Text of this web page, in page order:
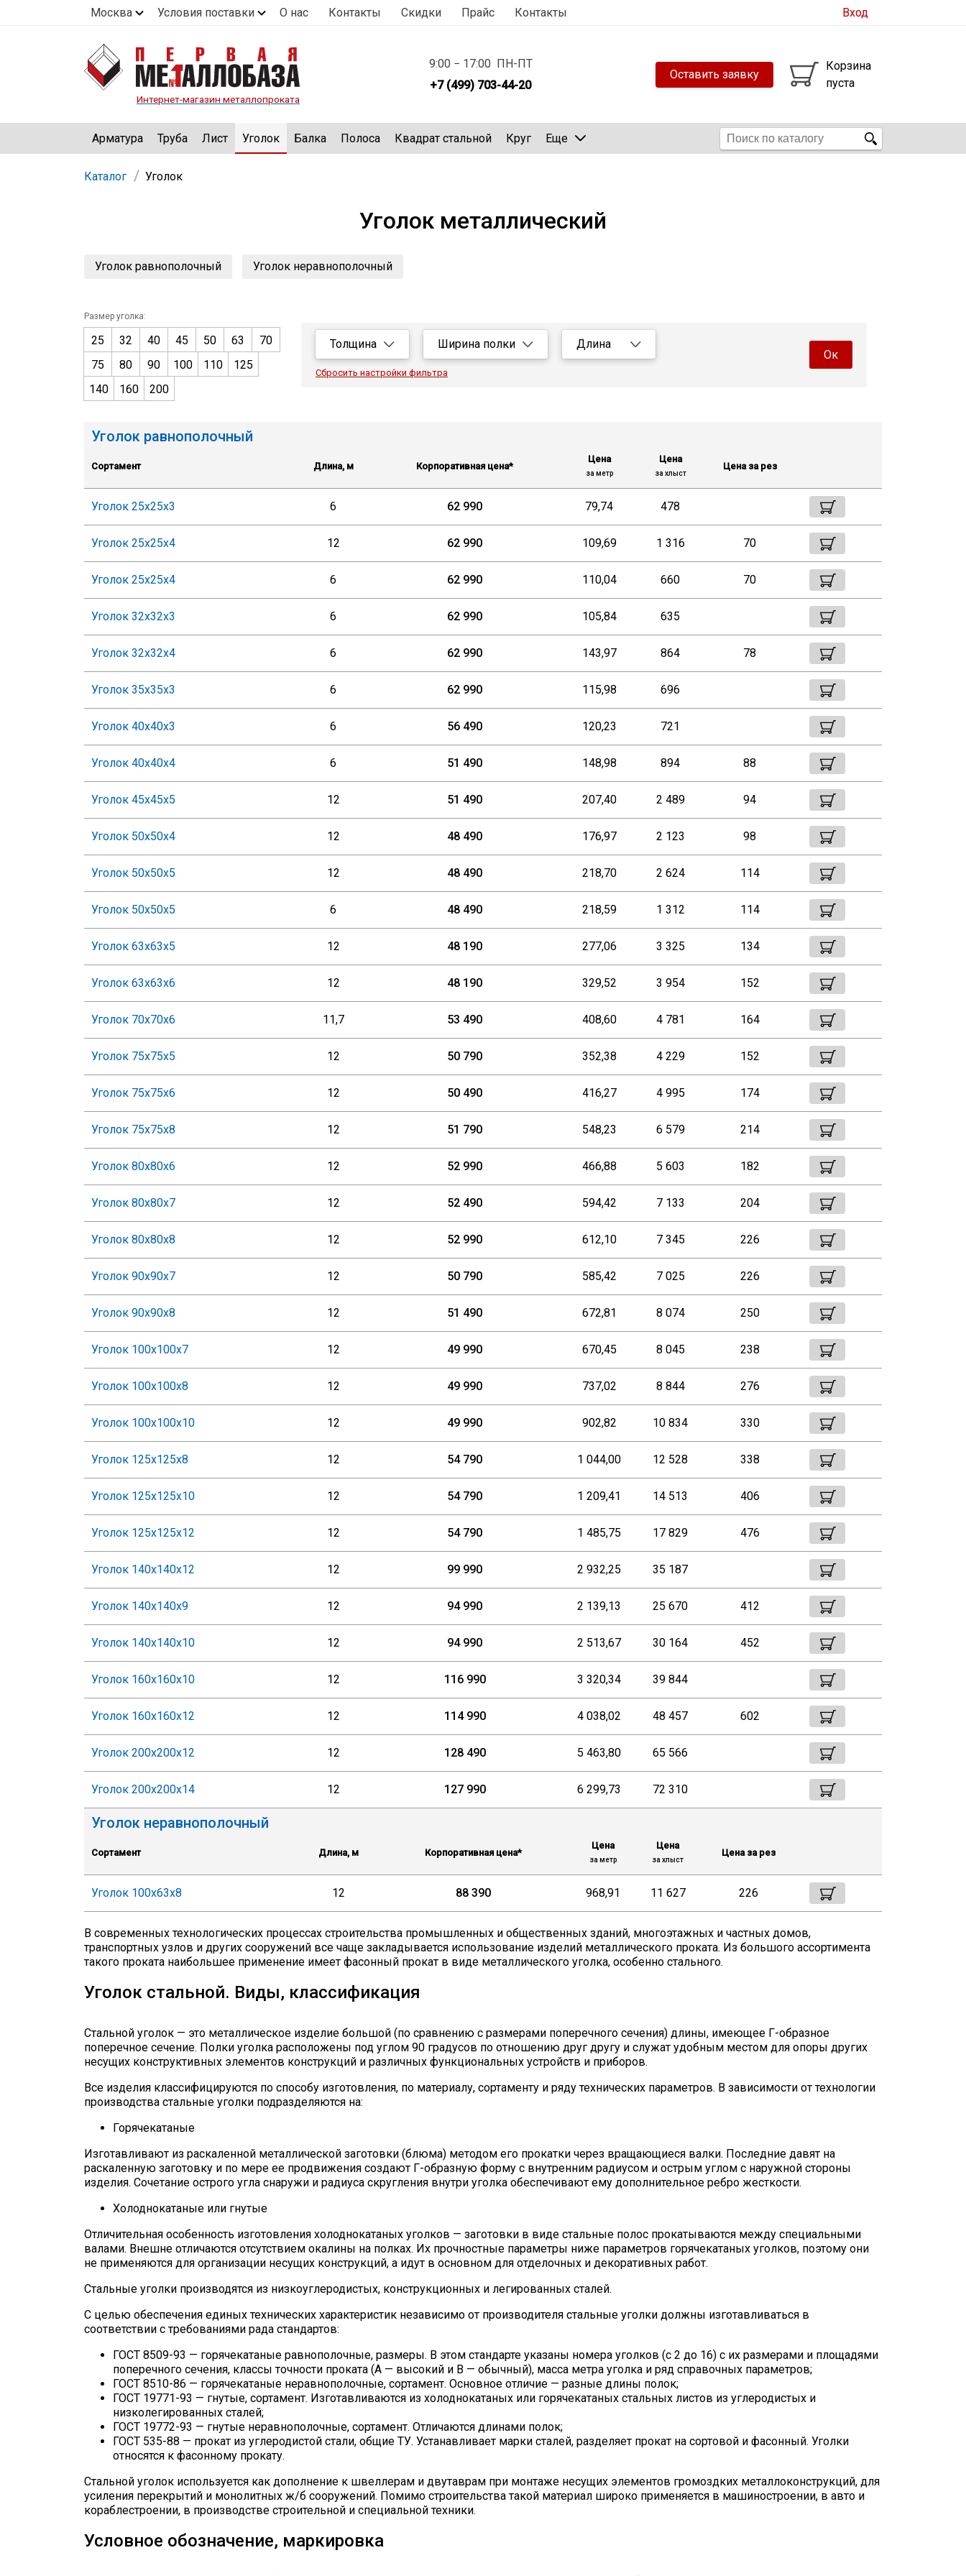
Москва Условия поставки О нас Контакты Скидки Прайс Контакты Вход
Интернет-магазин металлопроката
9:00 − 17:00 ПН-ПТ
+7 (499) 703-44-20
Корзина
пуста
Оставить заявку
Арматура Труба Лист Уголок Балка Полоса Квадрат стальной Круг Еще
Каталог Уголок
Уголок металлический
Уголок равнополочный Уголок неравнополочный
Размер уголка:
25 32 40 45 50 63
70
75
80 90 100 110
125
140
160 200
Толщина
Все
6
7
12
Ширина полки
Все
40
45
63
75
80
90
100
125
160
200
Длина
Все
Сбросить настройки фильтра
Ок
Уголок равнополочный
Сортамент Длина, м Корпоративная цена*
Цена
за метр
Цена
за хлыст
Цена за рез
Уголок 25х25х3 6 62 990 79,74 478
Уголок 25х25х4 12 62 990 109,69 1 316 70
Уголок 25х25х4 6 62 990 110,04 660 70
Уголок 32х32х3 6 62 990 105,84 635
Уголок 32х32х4 6 62 990 143,97 864 78
Уголок 35х35х3 6 62 990 115,98 696
Уголок 40х40х3 6 56 490 120,23 721
Уголок 40х40х4 6 51 490 148,98 894 88
Уголок 45х45х5 12 51 490 207,40 2 489 94
Уголок 50х50х4 12 48 490 176,97 2 123 98
Уголок 50х50х5 12 48 490 218,70 2 624 114
Уголок 50х50х5 6 48 490 218,59 1 312 114
Уголок 63х63х5 12 48 190 277,06 3 325 134
Уголок 63х63х6 12 48 190 329,52 3 954 152
Уголок 70х70х6 11,7 53 490 408,60 4 781 164
Уголок 75х75х5 12 50 790 352,38 4 229 152
Уголок 75х75х6 12 50 490 416,27 4 995 174
Уголок 75х75х8 12 51 790 548,23 6 579 214
Уголок 80х80х6 12 52 990 466,88 5 603 182
Уголок 80х80х7 12 52 490 594,42 7 133 204
Уголок 80х80х8 12 52 990 612,10 7 345 226
Уголок 90х90х7 12 50 790 585,42 7 025 226
Уголок 90х90х8 12 51 490 672,81 8 074 250
Уголок 100х100х7 12 49 990 670,45 8 045 238
Уголок 100х100х8 12 49 990 737,02 8 844 276
Уголок 100х100х10 12 49 990 902,82 10 834 330
Уголок 125х125х8 12 54 790 1 044,00 12 528 338
Уголок 125х125х10 12 54 790 1 209,41 14 513 406
Уголок 125х125х12 12 54 790 1 485,75 17 829 476
Уголок 140х140х12 12 99 990 2 932,25 35 187
Уголок 140х140х9 12 94 990 2 139,13 25 670 412
Уголок 140х140х10 12 94 990 2 513,67 30 164 452
Уголок 160х160х10 12 116 990 3 320,34 39 844
Уголок 160х160х12 12 114 990 4 038,02 48 457 602
Уголок 200х200х12 12 128 490 5 463,80 65 566
Уголок 200х200х14 12 127 990 6 299,73 72 310
Уголок неравнополочный
Сортамент Длина, м Корпоративная цена*
Цена
за метр
Цена
за хлыст
Цена за рез
Уголок 100х63х8 12 88 390 968,91 11 627 226
В современных технологических процессах строительства промышленных и общественных зданий, многоэтажных и частных домов,
транспортных узлов и других сооружений все чаще закладывается использование изделий металлического проката. Из большого ассортимента
такого проката наибольшее применение имеет фасонный прокат в виде металлического уголка, особенно стального.
Уголок стальной. Виды, классификация
Стальной уголок — это металлическое изделие большой (по сравнению с размерами поперечного сечения) длины, имеющее Г-образное
поперечное сечение. Полки уголка расположены под углом 90 градусов по отношению друг другу и служат удобным местом для опоры других
несущих конструктивных элементов конструкций и различных функциональных устройств и приборов.
Все изделия классифицируются по способу изготовления, по материалу, сортаменту и ряду технических параметров. В зависимости от технологии
производства стальные уголки подразделяются на:
Горячекатаные
Изготавливают из раскаленной металлической заготовки (блюма) методом его прокатки через вращающиеся валки. Последние давят на
раскаленную заготовку и по мере ее продвижения создают Г-образную форму с внутренним радиусом и острым углом с наружной стороны
изделия. Сочетание острого угла снаружи и радиуса скругления внутри уголка обеспечивают ему дополнительное ребро жесткости.
Холоднокатаные или гнутые
Отличительная особенность изготовления холоднокатаных уголков — заготовки в виде стальные полос прокатываются между специальными
валами. Внешне отличаются отсутствием окалины на полках. Их прочностные параметры ниже параметров горячекатаных уголков, поэтому они
не применяются для организации несущих конструкций, а идут в основном для отделочных и декоративных работ.
Стальные уголки производятся из низкоуглеродистых, конструкционных и легированных сталей.
С целью обеспечения единых технических характеристик независимо от производителя стальные уголки должны изготавливаться в
соответствии с требованиями рада стандартов:
ГОСТ 8509-93 — горячекатаные равнополочные, размеры. В этом стандарте указаны номера уголков (с 2 до 16) с их размерами и площадями
поперечного сечения, классы точности проката (А — высокий и В — обычный), масса метра уголка и ряд справочных параметров;
ГОСТ 8510-86 — горячекатаные неравнополочные, сортамент. Основное отличие — разные длины полок;
ГОСТ 19771-93 — гнутые, сортамент. Изготавливаются из холоднокатаных или горячекатаных стальных листов из углеродистых и
низколегированных сталей;
ГОСТ 19772-93 — гнутые неравнополочные, сортамент. Отличаются длинами полок;
ГОСТ 535-88 — прокат из углеродистой стали, общие ТУ. Устанавливает марки сталей, разделяет прокат на сортовой и фасонный. Уголки
относятся к фасонному прокату.
Стальной уголок используется как дополнение к швеллерам и двутаврам при монтаже несущих элементов громоздких металлоконструкций, для
усиления перекрытий и монолитных ж/б сооружений. Помимо строительства такой материал широко применяется в машиностроении, в авто и
кораблестроении, в производстве строительной и специальной техники.
Условное обозначение, маркировка